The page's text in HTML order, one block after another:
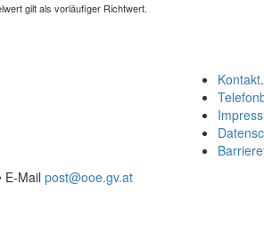
gilt als vorläufiger Richtwert.
Kontakt.
E-Mail post@ooe.gv.at